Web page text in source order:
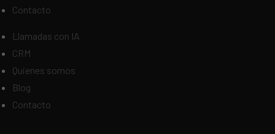
Contacto
Llamadas con IA
CRM
Quienes somos
Blog
Contacto